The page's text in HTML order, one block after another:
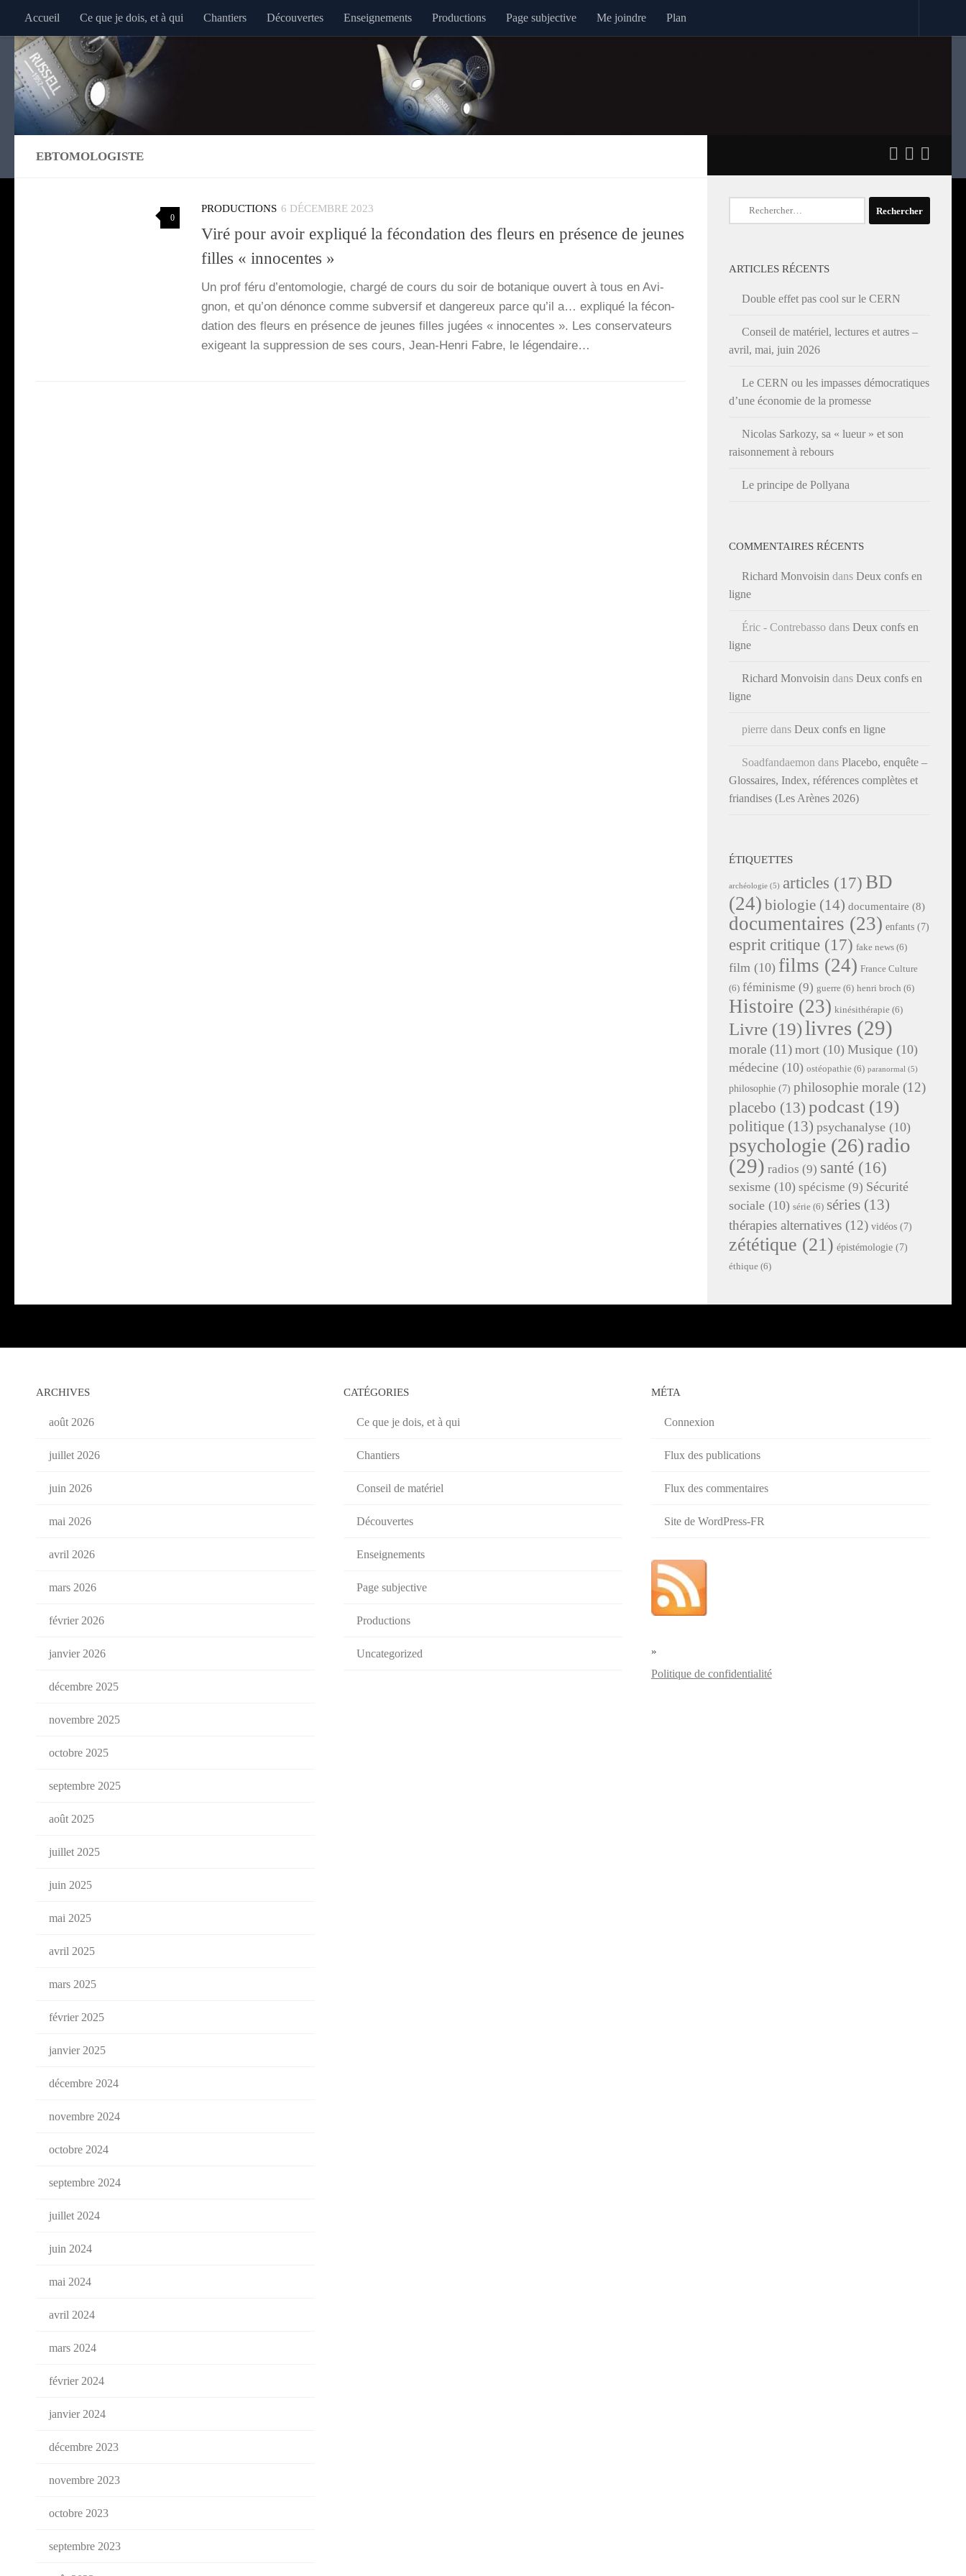
Au dessous du contenu
Accueil Ce que je dois, et à qui Chantiers Découvertes Enseignements Productions Page subjective Me joindre Plan
EBTOMOLOGISTE
0
PRODUCTIONS 6 DÉCEMBRE 2023
Viré pour avoir expliqué la fécondation des fleurs en présence de jeunes
filles « innocentes »
Un prof féru d’en­to­mo­lo­gie, char­gé de cours du soir de bota­nique ouvert à tous en Avi­
gnon, et qu’on dénonce comme sub­ver­sif et dan­ge­reux parce qu’il a… expli­qué la fécon­
da­tion des fleurs en pré­sence de jeunes filles jugées « inno­centes ». Les conser­va­teurs
exi­geant la sup­pres­sion de ses cours, Jean-Hen­­ri Fabre, le légen­daire…
Rechercher :
ARTICLES RÉCENTS
Double effet pas cool sur le CERN
Conseil de matériel, lectures et autres –
avril, mai, juin 2026
Le CERN ou les impasses démocratiques
d’une économie de la promesse
Nicolas Sarkozy, sa « lueur » et son
raisonnement à rebours
Le principe de Pollyana
COMMENTAIRES RÉCENTS
Richard Monvoisin dans Deux confs en
ligne
Éric - Contrebasso dans Deux confs en
ligne
Richard Monvoisin dans Deux confs en
ligne
pierre dans Deux confs en ligne
Soadfandaemon dans Placebo, enquête –
Glossaires, Index, références complètes et
friandises (Les Arènes 2026)
ÉTIQUETTES
archéologie (5) articles (17) BD
(24) biologie (14) documentaire (8)
documentaires (23) enfants (7)
esprit critique (17) fake news (6)
film (10) films (24) France Culture
(6) féminisme (9) guerre (6) henri broch (6)
Histoire (23) kinésithérapie (6)
Livre (19)livres (29)
morale (11) mort (10) Musique (10)
médecine (10) ostéopathie (6) paranormal (5)
philosophie (7) philosophie morale (12)
placebo (13) podcast (19)
politique (13) psychanalyse (10)
psychologie (26)radio
(29) radios (9) santé (16)
sexisme (10) spécisme (9) Sécurité
sociale (10) série (6) séries (13)
thérapies alternatives (12) vidéos (7)
zététique (21) épistémologie (7)
éthique (6)
ARCHIVES
août 2026
juillet 2026
juin 2026
mai 2026
avril 2026
mars 2026
février 2026
janvier 2026
décembre 2025
novembre 2025
octobre 2025
septembre 2025
août 2025
juillet 2025
juin 2025
mai 2025
avril 2025
mars 2025
février 2025
janvier 2025
décembre 2024
novembre 2024
octobre 2024
septembre 2024
juillet 2024
juin 2024
mai 2024
avril 2024
mars 2024
février 2024
janvier 2024
décembre 2023
novembre 2023
octobre 2023
septembre 2023
CATÉGORIES
Ce que je dois, et à qui
Chantiers
Conseil de matériel
Découvertes
Enseignements
Page subjective
Productions
Uncategorized
MÉTA
Connexion
Flux des publications
Flux des commentaires
Site de WordPress-FR
»
Politique de confidentialité